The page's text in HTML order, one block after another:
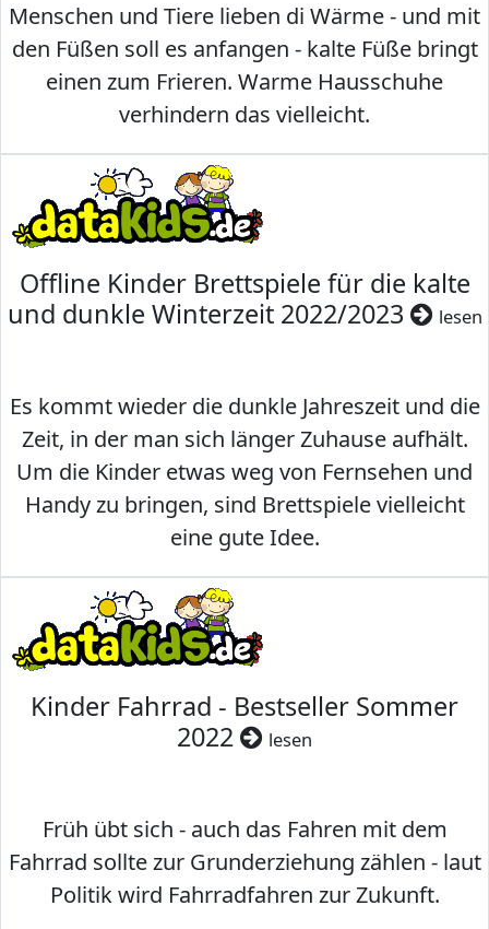
Menschen und Tiere lieben di Wärme - und mit
den Füßen soll es anfangen - kalte Füße bringt
einen zum Frieren. Warme Hausschuhe
verhindern das vielleicht.
Offline Kinder Brettspiele für die kalte
und dunkle Winterzeit 2022/2023
lesen
Es kommt wieder die dunkle Jahreszeit und die
Zeit, in der man sich länger Zuhause aufhält.
Um die Kinder etwas weg von Fernsehen und
Handy zu bringen, sind Brettspiele vielleicht
eine gute Idee.
Kinder Fahrrad - Bestseller Sommer
2022
lesen
Früh übt sich - auch das Fahren mit dem
Fahrrad sollte zur Grunderziehung zählen - laut
Politik wird Fahrradfahren zur Zukunft.